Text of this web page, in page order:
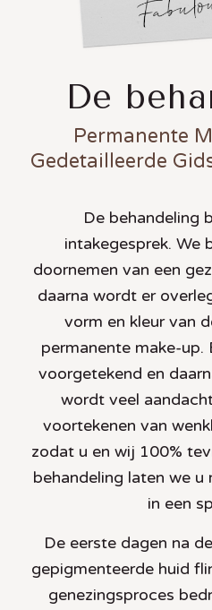
De
Permanente
Gedetailleerde
De behandeling
intakegesprek. We
doornemen van een
daarna wordt er
vorm en kleur van
permanente make-
voorgetekend en
wordt veel
voortekenen van
zodat u en wij 100%
behandeling laten we u
in een
De eerste dagen na
gepigmenteerde huid
genezingsproces